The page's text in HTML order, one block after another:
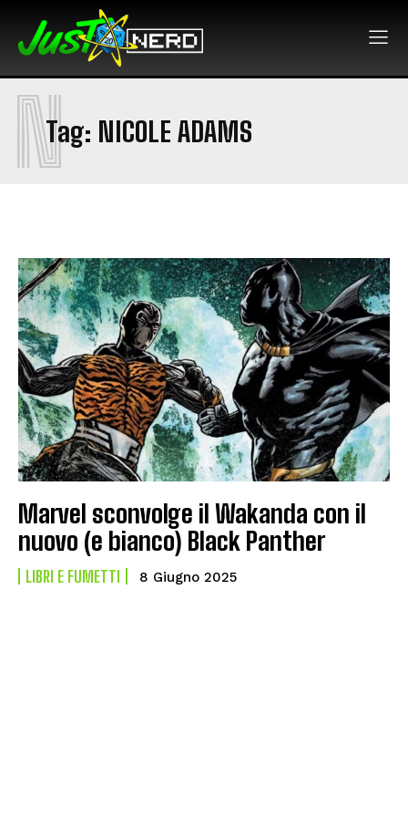
Tag: NICOLE ADAMS
N
Marvel sconvolge il Wakanda con il
nuovo (e bianco) Black Panther
LIBRI E FUMETTI 8 Giugno 2025